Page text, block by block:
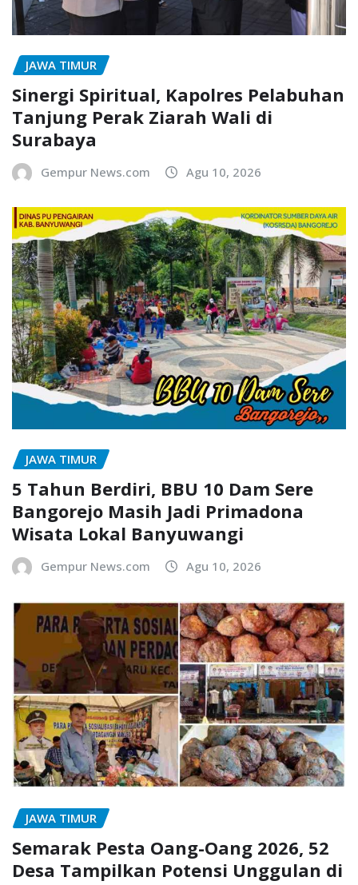
JAWA TIMUR
Sinergi Spiritual, Kapolres Pelabuhan
Tanjung Perak Ziarah Wali di
Surabaya
Gempur News.com Agu 10, 2026
JAWA TIMUR
5 Tahun Berdiri, BBU 10 Dam Sere
Bangorejo Masih Jadi Primadona
Wisata Lokal Banyuwangi
Gempur News.com Agu 10, 2026
JAWA TIMUR
Semarak Pesta Oang-Oang 2026, 52
Desa Tampilkan Potensi Unggulan di